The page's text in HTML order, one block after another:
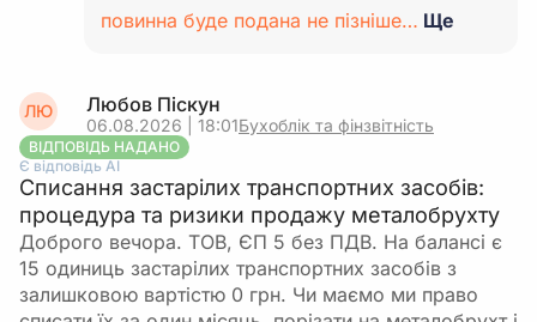
повинна буде подана не пізніше… Ще
ЛЮ Любов Піскун
06.08.2026 | 18:01Бухоблік та фінзвітність
ВІДПОВІДЬ НАДАНО
Є відповідь АІ
Списання застарілих транспортних засобів:
процедура та ризики продажу металобрухту
Доброго вечора. ТОВ, ЄП 5 без ПДВ. На балансі є
15 одиниць застарілих транспортних засобів з
залишковою вартістю 0 грн. Чи маємо ми право